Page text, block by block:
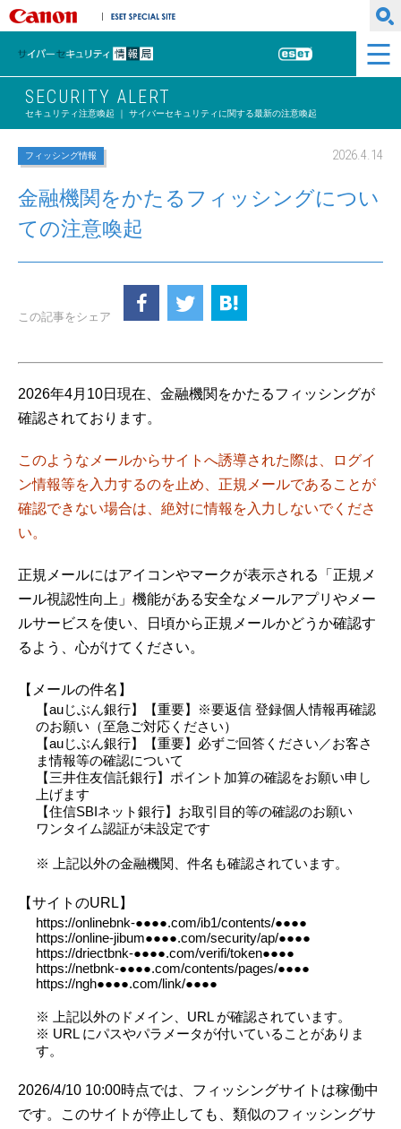
キヤノンマーケティングジャパン株式会社
サイバーセキュリティ情報局
ESET
SECURITY ALERT
セキュリティ注意喚起 ｜ サイバーセキュリティに関する最新の注意喚起
フィッシング情報 2026.4.14
金融機関をかたるフィッシングについ
ての注意喚起
この記事をシェア
2026年4月10日現在、金融機関をかたるフィッシングが
確認されております。
このようなメールからサイトへ誘導された際は、ログイ
ン情報等を入力するのを止め、正規メールであることが
確認できない場合は、絶対に情報を入力しないでくださ
い。
正規メールにはアイコンやマークが表示される「正規メ
ール視認性向上」機能がある安全なメールアプリやメー
ルサービスを使い、日頃から正規メールかどうか確認す
るよう、心がけてください。
【メールの件名】
【auじぶん銀行】【重要】※要返信 登録個人情報再確認
のお願い（至急ご対応ください）
【auじぶん銀行】【重要】必ずご回答ください／お客さ
ま情報等の確認について
【三井住友信託銀行】ポイント加算の確認をお願い申し
上げます
【住信SBIネット銀行】お取引目的等の確認のお願い
ワンタイム認証が未設定です
※ 上記以外の金融機関、件名も確認されています。
【サイトのURL】
https://onlinebnk-●●●●.com/ib1/contents/●●●●
https://online-jibum●●●●.com/security/ap/●●●●
https://driectbnk-●●●●.com/verifi/token●●●●
https://netbnk-●●●●.com/contents/pages/●●●●
https://ngh●●●●.com/link/●●●●
※ 上記以外のドメイン、URL が確認されています。
※ URL にパスやパラメータが付いていることがありま
す。
2026/4/10 10:00時点では、フィッシングサイトは稼働中
です。このサイトが停止しても、類似のフィッシングサ